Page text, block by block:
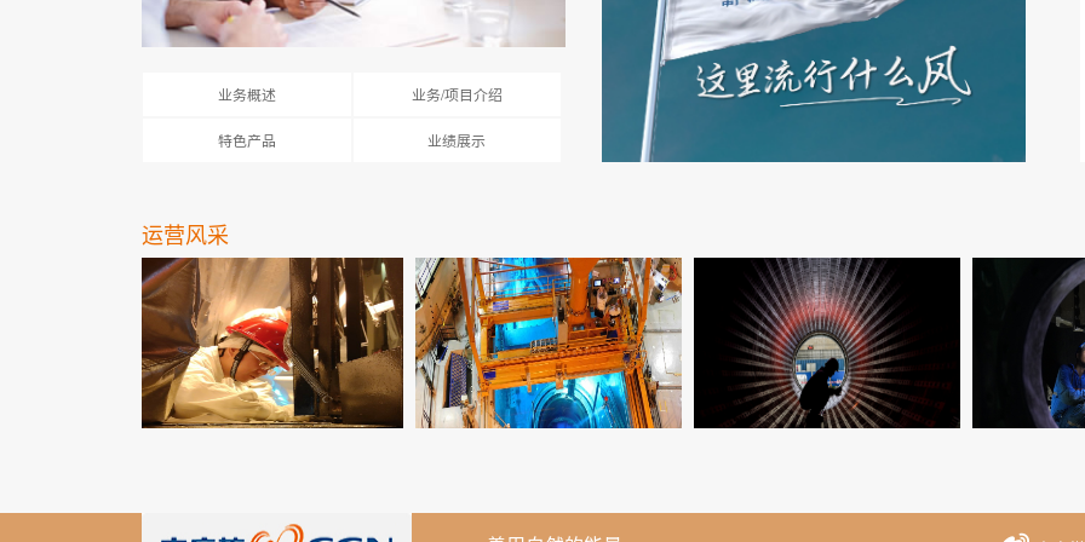
业务概述 业务/项目介绍
特色产品 业绩展示
运营风采